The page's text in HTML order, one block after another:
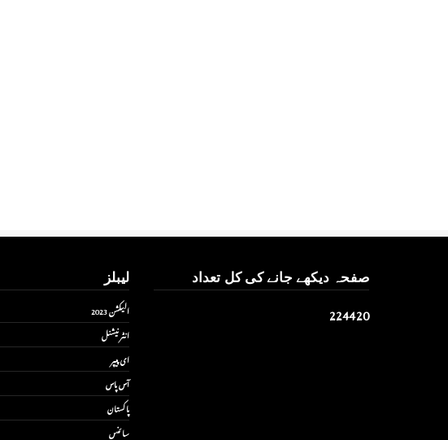
صفحہ دیکھے جانے کی کل تعداد
224420
لیبلز
الیکشن 2023
انٹر نیشنل
ای پیپر
آس پاس
پاکستان
سائنس